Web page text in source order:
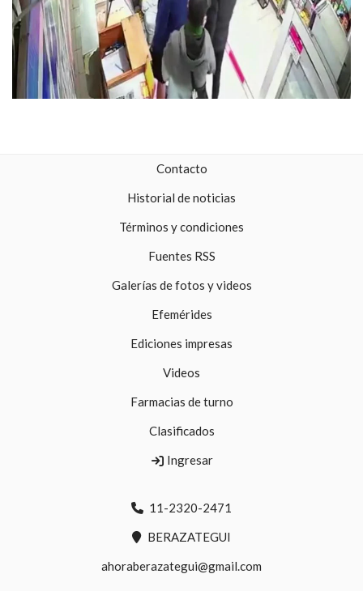
Contacto
Historial de noticias
Términos y condiciones
Fuentes RSS
Galerías de fotos y videos
Efemérides
Ediciones impresas
Videos
Farmacias de turno
Clasificados
Ingresar
11-2320-2471
BERAZATEGUI
ahoraberazategui@gmail.com